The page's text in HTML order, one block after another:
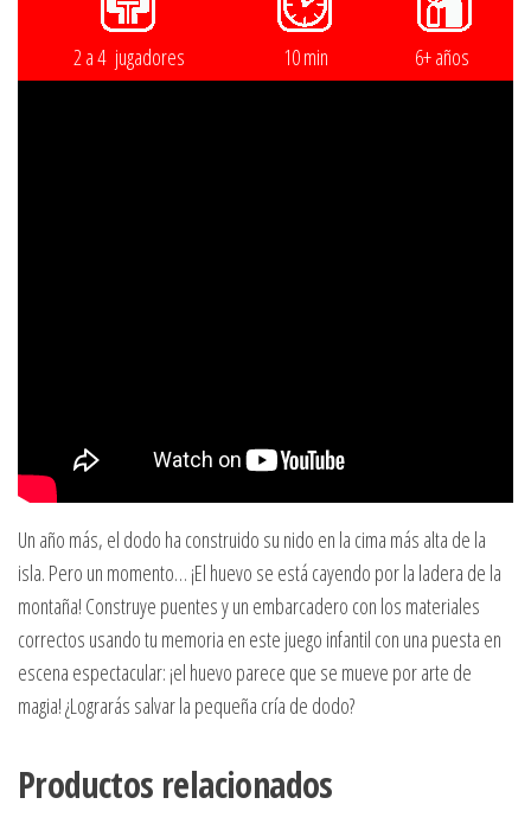
2 a 4 jugadores 10 min 6+ años
Un año más, el dodo ha construido su nido en la cima más alta de la
isla. Pero un momento… ¡El huevo se está cayendo por la ladera de la
montaña! Construye puentes y un embarcadero con los materiales
correctos usando tu memoria en este juego infantil con una puesta en
escena espectacular: ¡el huevo parece que se mueve por arte de
magia! ¿Lograrás salvar la pequeña cría de dodo?
Productos relacionados